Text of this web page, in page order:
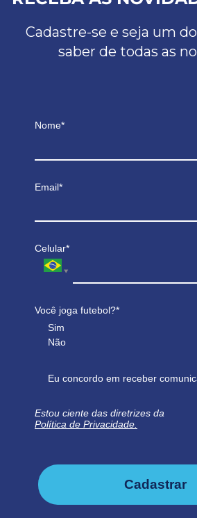
Cadastre-se e seja um
saber de todas as
Nome*
Email*
Celular*
Você joga futebol?*
Sim
Não
Eu concordo em receber
Estou ciente das diretrizes da
Política de Privacidade.
Cadastrar